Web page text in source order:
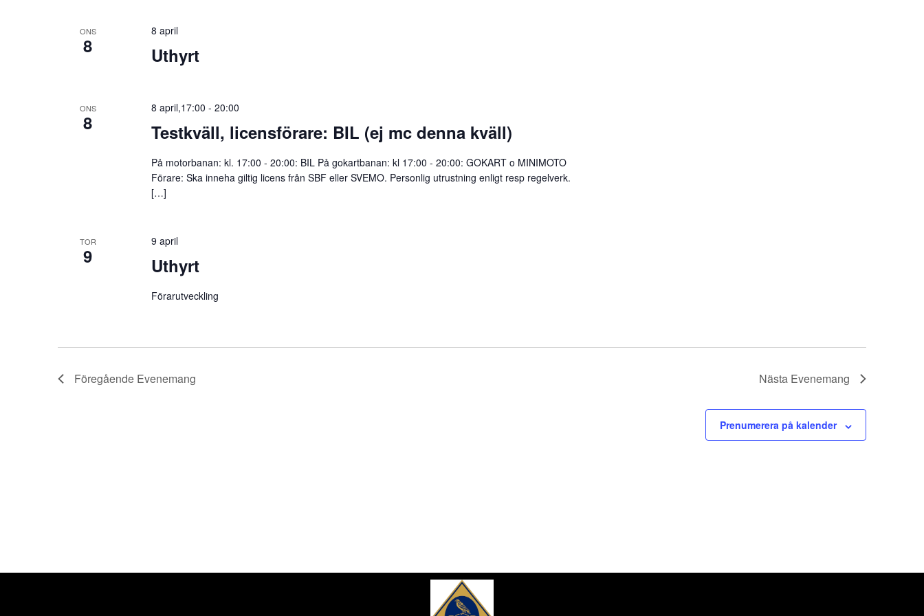
ONS
8 Uthyrt
8 april
ONS
8 Testkväll, licensförare: BIL (ej mc denna kväll)
8 april,17:00 - 20:00
På motorbanan: kl. 17:00 - 20:00: BIL På gokartbanan: kl 17:00 - 20:00: GOKART o MINIMOTO
Förare: Ska inneha giltig licens från SBF eller SVEMO. Personlig utrustning enligt resp regelverk.
[…]
TOR
9 Uthyrt
9 april
Förarutveckling
Föregående Evenemang Nästa Evenemang
Prenumerera på kalender